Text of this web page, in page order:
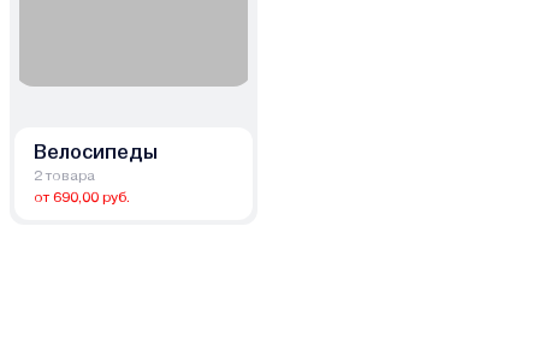
Велосипеды
2 товара
от 690,00 руб.